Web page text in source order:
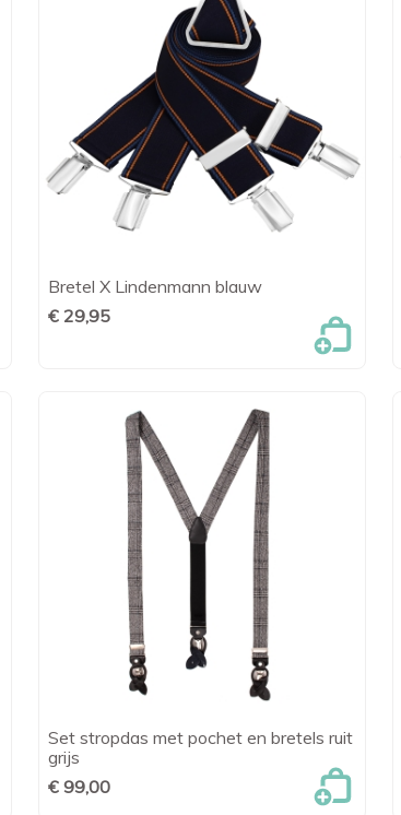
 Snel bekijken
Bretel X Lindenmann blauw
€ 29,95
 Snel bekijken
Set stropdas met pochet en bretels ruit
grijs
€ 99,00